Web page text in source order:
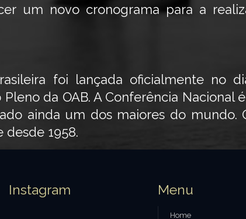
um novo cronograma para a
foi lançada oficialmente no
da OAB. A Conferência Nacional
ainda um dos maiores do mundo.
1958.
Instagram Menu
Home